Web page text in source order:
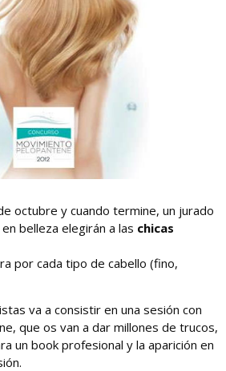
octubre y cuando termine, un jurado
belleza elegirán a las chicas
por cada tipo de cabello (fino,
va a consistir en una sesión con
que os van a dar millones de trucos,
un book profesional y la aparición en